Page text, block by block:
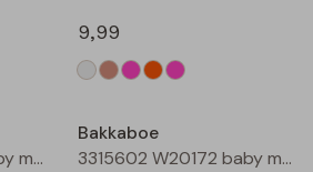
9,99
3315602 W20172 baby meisjes T-shirt lm Rose
Bakkaboe
3315602 W20172 baby meisjes T-shirt lm Perzik